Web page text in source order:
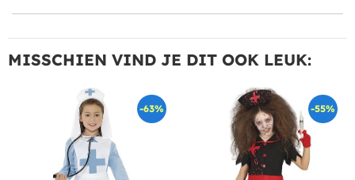
MISSCHIEN VIND JE DIT OOK LEUK:
-63% -55%